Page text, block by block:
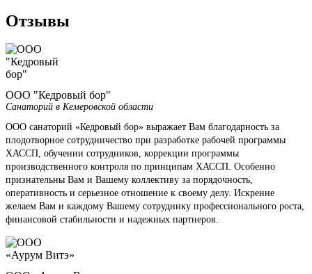
Отзывы
ООО "Кедровый бор"
Санаторий в Кемеровской области
ООО санаторий «Кедровый бор» выражает Вам благодарность за
плодотворное сотрудничество при разработке рабочей программы
ХАССП, обучении сотрудников, коррекции программы
производственного контроля по принципам ХАССП. Особенно
признательны Вам и Вашему коллективу за порядочность,
оперативность и серьезное отношение к своему делу. Искренне
желаем Вам и каждому Вашему сотруднику профессионального роста,
финансовой стабильности и надежных партнеров.